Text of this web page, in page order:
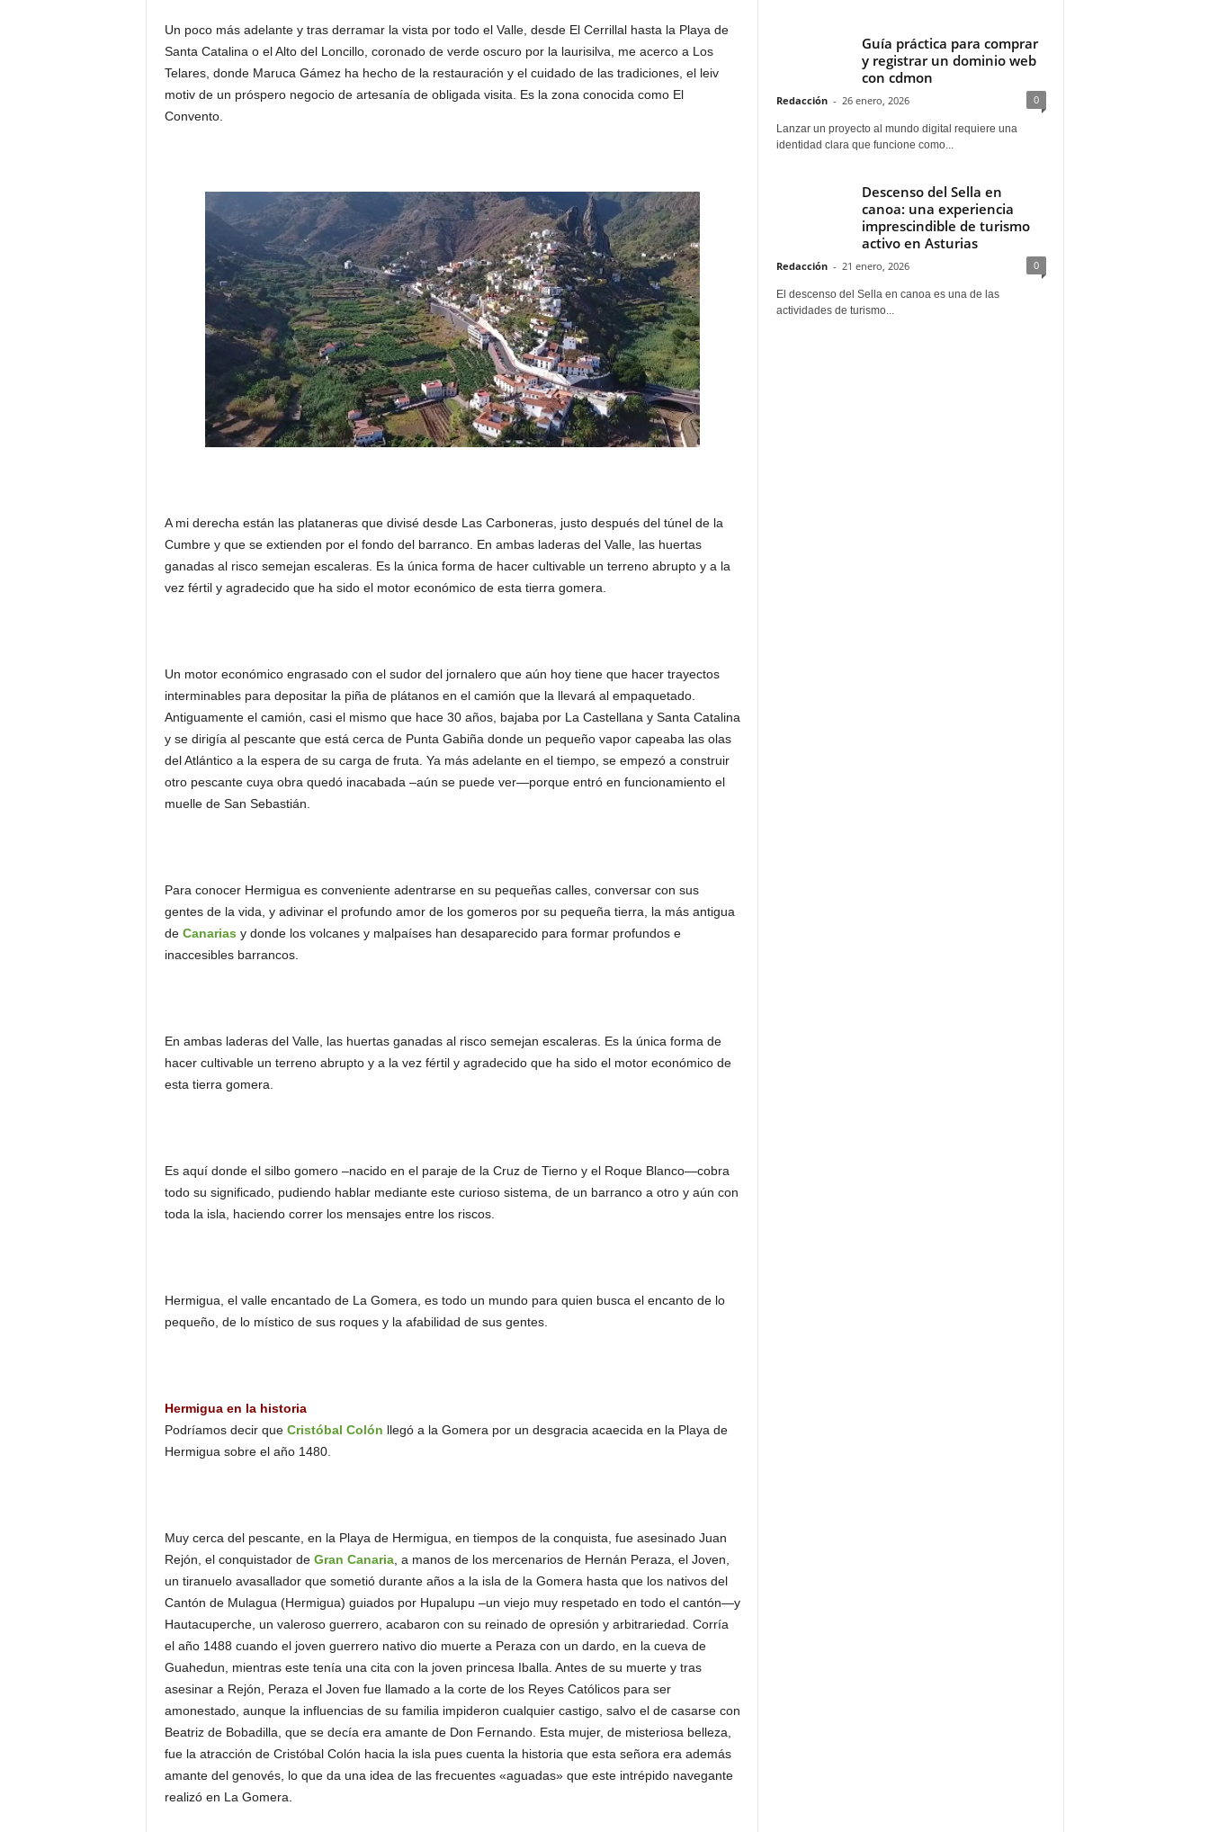
Un poco más adelante y tras derramar la vista por todo el Valle, desde El Cerrillal hasta la Playa de
Santa Catalina o el Alto del Loncillo, coronado de verde oscuro por la laurisilva, me acerco a Los
Telares, donde Maruca Gámez ha hecho de la restauración y el cuidado de las tradiciones, el leiv
motiv de un próspero negocio de artesanía de obligada visita. Es la zona conocida como El
Convento.
A mi derecha están las plataneras que divisé desde Las Carboneras, justo después del túnel de la
Cumbre y que se extienden por el fondo del barranco. En ambas laderas del Valle, las huertas
ganadas al risco semejan escaleras. Es la única forma de hacer cultivable un terreno abrupto y a la
vez fértil y agradecido que ha sido el motor económico de esta tierra gomera.
Un motor económico engrasado con el sudor del jornalero que aún hoy tiene que hacer trayectos
interminables para depositar la piña de plátanos en el camión que la llevará al empaquetado.
Antiguamente el camión, casi el mismo que hace 30 años, bajaba por La Castellana y Santa Catalina
y se dirigía al pescante que está cerca de Punta Gabiña donde un pequeño vapor capeaba las olas
del Atlántico a la espera de su carga de fruta. Ya más adelante en el tiempo, se empezó a construir
otro pescante cuya obra quedó inacabada –aún se puede ver—porque entró en funcionamiento el
muelle de San Sebastián.
Para conocer Hermigua es conveniente adentrarse en su pequeñas calles, conversar con sus
gentes de la vida, y adivinar el profundo amor de los gomeros por su pequeña tierra, la más antigua
de Canarias y donde los volcanes y malpaíses han desaparecido para formar profundos e
inaccesibles barrancos.
En ambas laderas del Valle, las huertas ganadas al risco semejan escaleras. Es la única forma de
hacer cultivable un terreno abrupto y a la vez fértil y agradecido que ha sido el motor económico de
esta tierra gomera.
Es aquí donde el silbo gomero –nacido en el paraje de la Cruz de Tierno y el Roque Blanco—cobra
todo su significado, pudiendo hablar mediante este curioso sistema, de un barranco a otro y aún con
toda la isla, haciendo correr los mensajes entre los riscos.
Hermigua, el valle encantado de La Gomera, es todo un mundo para quien busca el encanto de lo
pequeño, de lo místico de sus roques y la afabilidad de sus gentes.
Hermigua en la historia
Podríamos decir que Cristóbal Colón llegó a la Gomera por un desgracia acaecida en la Playa de
Hermigua sobre el año 1480.
Muy cerca del pescante, en la Playa de Hermigua, en tiempos de la conquista, fue asesinado Juan
Rejón, el conquistador de Gran Canaria, a manos de los mercenarios de Hernán Peraza, el Joven,
un tiranuelo avasallador que sometió durante años a la isla de la Gomera hasta que los nativos del
Cantón de Mulagua (Hermigua) guiados por Hupalupu –un viejo muy respetado en todo el cantón—y
Hautacuperche, un valeroso guerrero, acabaron con su reinado de opresión y arbitrariedad. Corría
el año 1488 cuando el joven guerrero nativo dio muerte a Peraza con un dardo, en la cueva de
Guahedun, mientras este tenía una cita con la joven princesa Iballa. Antes de su muerte y tras
asesinar a Rejón, Peraza el Joven fue llamado a la corte de los Reyes Católicos para ser
amonestado, aunque la influencias de su familia impideron cualquier castigo, salvo el de casarse con
Beatriz de Bobadilla, que se decía era amante de Don Fernando. Esta mujer, de misteriosa belleza,
fue la atracción de Cristóbal Colón hacia la isla pues cuenta la historia que esta señora era además
amante del genovés, lo que da una idea de las frecuentes «aguadas» que este intrépido navegante
realizó en La Gomera.
Guía práctica para comprar
y registrar un dominio web
con cdmon
Redacción - 26 enero, 2026 0
Lanzar un proyecto al mundo digital requiere una
identidad clara que funcione como...
Descenso del Sella en
canoa: una experiencia
imprescindible de turismo
activo en Asturias
Redacción - 21 enero, 2026 0
El descenso del Sella en canoa es una de las
actividades de turismo...